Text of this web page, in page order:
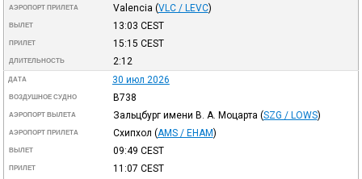
АЭРОПОРТ ПРИЛЕТА Valencia (VLC / LEVC)
ВЫЛЕТ 13:03 CEST
ПРИЛЕТ 15:15 CEST
ДЛИТЕЛЬНОСТЬ 2:12
ДАТА 30 июл 2026
ВОЗДУШНОЕ СУДНО B738
АЭРОПОРТ ВЫЛЕТА Зальцбург имени В. А. Моцарта (SZG / LOWS)
АЭРОПОРТ ПРИЛЕТА Схипхол (AMS / EHAM)
ВЫЛЕТ 09:49 CEST
ПРИЛЕТ 11:07 CEST